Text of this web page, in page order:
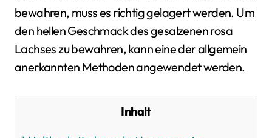
bewahren, muss es richtig gelagert werden. Um
den hellen Geschmack des gesalzenen rosa
Lachses zu bewahren, kann eine der allgemein
anerkannten Methoden angewendet werden.
Inhalt